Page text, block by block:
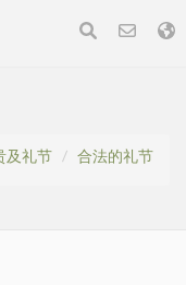
及礼节 合法的礼节